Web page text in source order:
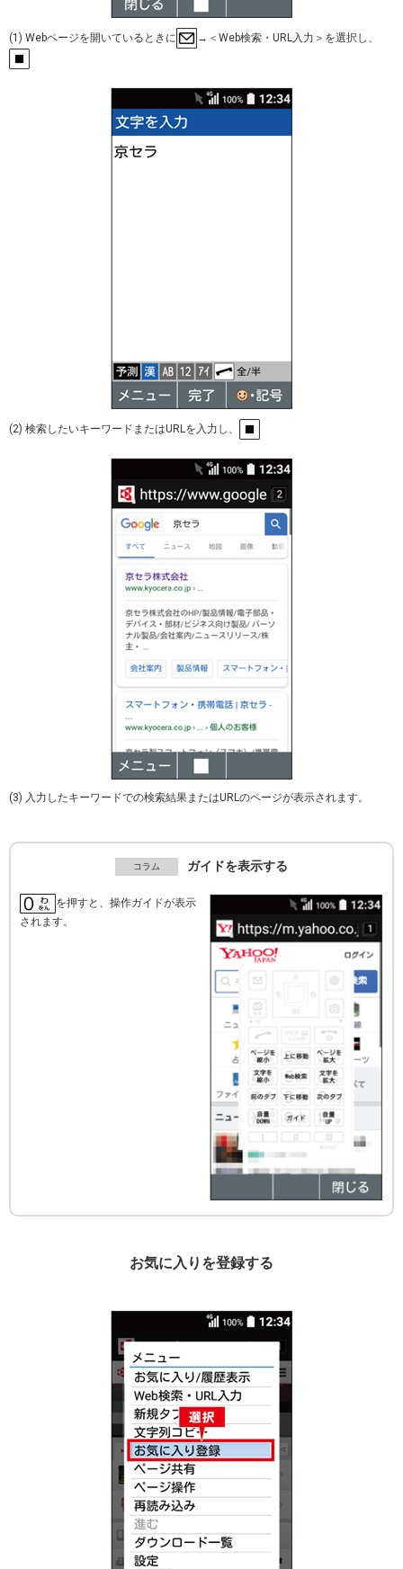
(1) Webページを開いているときに →＜Web検索・URL入力＞を選択し、
(2) 検索したいキーワードまたはURLを入力し、
(3) 入力したキーワードでの検索結果またはURLのページが表示されます。
ガイドを表示する
を押すと、操作ガイドが表示
されます。
お気に入りを登録する